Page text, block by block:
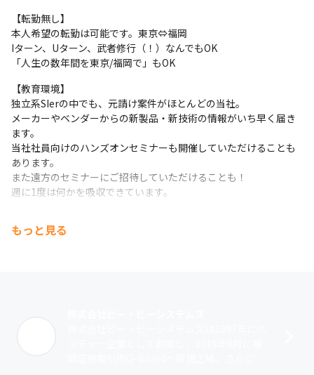
【転勤無し】
本人希望の転勤は可能です。東京⇔福岡
Iターン、Uターン、武者修行（！）なんでもOK
「人生の数年間を東京/福岡で」もOK
【教育環境】
独立系SIerの中でも、元請け案件がほとんどの当社。
メーカーやベンダーからの新製品・新技術の情報がいち早く届き
ます。
当社社員向けのハンズオンセミナーも開催していただけることも
あります。
また遠方のセミナーにご招待していただけることも！
週に1度は何かを吸収できています。
https://www.pbsystems.co.jp/recruitment/blog/
もっと見る